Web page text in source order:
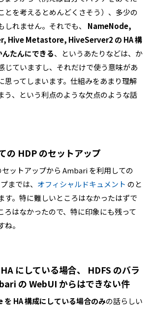
とを考えるとめんどくさそう）、多少の
しれません。それでも、 NameNode,
Hive Metastore, HiveServer2 の HA 構
たんにできる、というあたりなどは、か
じていますし、それだけで使う意味があ
思ってしまいます。仕組みをあまり理解
う、という利点のような欠点のような話
の HDP のセットアップ
ットアップから Ambari を利用しての
までは、 オフィシャルドキュメント のと
す。特に難しいところはなかったはずで
ろはなかったので、特に印象にも残って
。
にしている場合、 HDFS のバラ
の WebUI からはできない件
HA 構成にしている場合のみの話らしい